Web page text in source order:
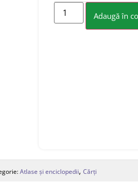
Adaugă în
Atlase și enciclopedii, Cărți